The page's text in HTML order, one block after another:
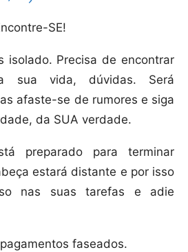
SE!
isolado. Precisa de encontrar
sua vida, dúvidas. Será
afaste-se de rumores e siga
da SUA verdade.
preparado para terminar
estará distante e por isso
nas suas tarefas e adie
faseados.